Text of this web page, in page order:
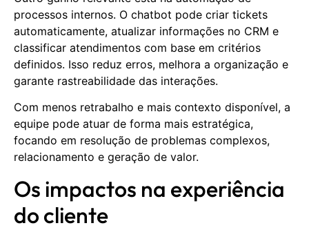
processos internos. O chatbot pode criar tickets
automaticamente, atualizar informações no CRM e
classificar atendimentos com base em critérios
definidos. Isso reduz erros, melhora a organização e
garante rastreabilidade das interações.
Com menos retrabalho e mais contexto disponível, a
equipe pode atuar de forma mais estratégica,
focando em resolução de problemas complexos,
relacionamento e geração de valor.
Os impactos na experiência
do cliente